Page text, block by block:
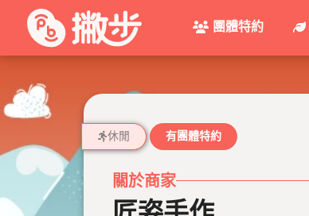
團體特約
休閒 有團體特約
關於商家